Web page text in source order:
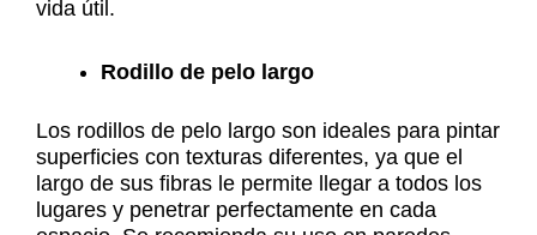
vida útil.
Rodillo de pelo largo
Los rodillos de pelo largo son ideales para pintar
superficies con texturas diferentes, ya que el
largo de sus fibras le permite llegar a todos los
lugares y penetrar perfectamente en cada